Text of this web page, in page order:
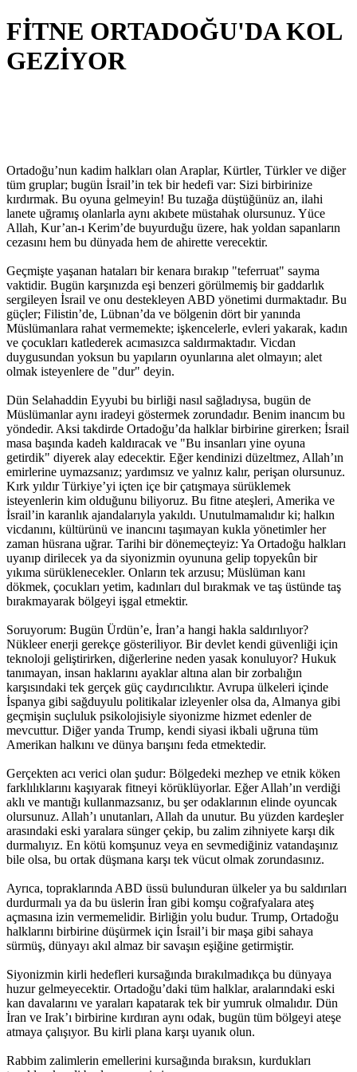
FİTNE ORTADOĞU'DA KOL
GEZİYOR
​Ortadoğu’nun kadim halkları olan Araplar, Kürtler, Türkler ve diğer
tüm gruplar; bugün İsrail’in tek bir hedefi var: Sizi birbirinize
kırdırmak. Bu oyuna gelmeyin! Bu tuzağa düştüğünüz an, ilahi
lanete uğramış olanlarla aynı akıbete müstahak olursunuz. Yüce
Allah, Kur’an-ı Kerim’de buyurduğu üzere, hak yoldan sapanların
cezasını hem bu dünyada hem de ahirette verecektir.
​Geçmişte yaşanan hataları bir kenara bırakıp "teferruat" sayma
vaktidir. Bugün karşınızda eşi benzeri görülmemiş bir gaddarlık
sergileyen İsrail ve onu destekleyen ABD yönetimi durmaktadır. Bu
güçler; Filistin’de, Lübnan’da ve bölgenin dört bir yanında
Müslümanlara rahat vermemekte; işkencelerle, evleri yakarak, kadın
ve çocukları katlederek acımasızca saldırmaktadır. Vicdan
duygusundan yoksun bu yapıların oyunlarına alet olmayın; alet
olmak isteyenlere de "dur" deyin.
​Dün Selahaddin Eyyubi bu birliği nasıl sağladıysa, bugün de
Müslümanlar aynı iradeyi göstermek zorundadır. Benim inancım bu
yöndedir. Aksi takdirde Ortadoğu’da halklar birbirine girerken; İsrail
masa başında kadeh kaldıracak ve "Bu insanları yine oyuna
getirdik" diyerek alay edecektir. Eğer kendinizi düzeltmez, Allah’ın
emirlerine uymazsanız; yardımsız ve yalnız kalır, perişan olursunuz.
​Kırk yıldır Türkiye’yi içten içe bir çatışmaya sürüklemek
isteyenlerin kim olduğunu biliyoruz. Bu fitne ateşleri, Amerika ve
İsrail’in karanlık ajandalarıyla yakıldı. Unutulmamalıdır ki; halkın
vicdanını, kültürünü ve inancını taşımayan kukla yönetimler her
zaman hüsrana uğrar. Tarihi bir dönemeçteyiz: Ya Ortadoğu halkları
uyanıp dirilecek ya da siyonizmin oyununa gelip topyekûn bir
yıkıma sürüklenecekler. Onların tek arzusu; Müslüman kanı
dökmek, çocukları yetim, kadınları dul bırakmak ve taş üstünde taş
bırakmayarak bölgeyi işgal etmektir.
​Soruyorum: Bugün Ürdün’e, İran’a hangi hakla saldırılıyor?
Nükleer enerji gerekçe gösteriliyor. Bir devlet kendi güvenliği için
teknoloji geliştirirken, diğerlerine neden yasak konuluyor? Hukuk
tanımayan, insan haklarını ayaklar altına alan bir zorbalığın
karşısındaki tek gerçek güç caydırıcılıktır. Avrupa ülkeleri içinde
İspanya gibi sağduyulu politikalar izleyenler olsa da, Almanya gibi
geçmişin suçluluk psikolojisiyle siyonizme hizmet edenler de
mevcuttur. Diğer yanda Trump, kendi siyasi ikbali uğruna tüm
Amerikan halkını ve dünya barışını feda etmektedir.
​Gerçekten acı verici olan şudur: Bölgedeki mezhep ve etnik köken
farklılıklarını kaşıyarak fitneyi körüklüyorlar. Eğer Allah’ın verdiği
aklı ve mantığı kullanmazsanız, bu şer odaklarının elinde oyuncak
olursunuz. Allah’ı unutanları, Allah da unutur. Bu yüzden kardeşler
arasındaki eski yaralara sünger çekip, bu zalim zihniyete karşı dik
durmalıyız. En kötü komşunuz veya en sevmediğiniz vatandaşınız
bile olsa, bu ortak düşmana karşı tek vücut olmak zorundasınız.
​Ayrıca, topraklarında ABD üssü bulunduran ülkeler ya bu saldırıları
durdurmalı ya da bu üslerin İran gibi komşu coğrafyalara ateş
açmasına izin vermemelidir. Birliğin yolu budur. Trump, Ortadoğu
halklarını birbirine düşürmek için İsrail’i bir maşa gibi sahaya
sürmüş, dünyayı akıl almaz bir savaşın eşiğine getirmiştir.
​Siyonizmin kirli hedefleri kursağında bırakılmadıkça bu dünyaya
huzur gelmeyecektir. Ortadoğu’daki tüm halklar, aralarındaki eski
kan davalarını ve yaraları kapatarak tek bir yumruk olmalıdır. Dün
İran ve Irak’ı birbirine kırdıran aynı odak, bugün tüm bölgeyi ateşe
atmaya çalışıyor. Bu kirli plana karşı uyanık olun.
​Rabbim zalimlerin emellerini kursağında bıraksın, kurdukları